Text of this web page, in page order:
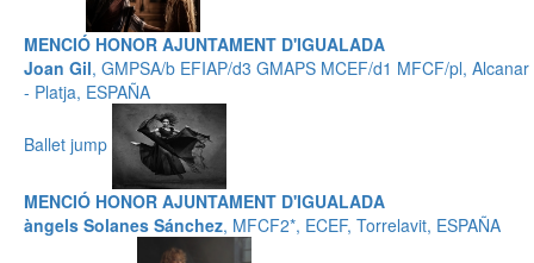
MENCIÓ HONOR AJUNTAMENT D'IGUALADA
Joan Gil, GMPSA/b EFIAP/d3 GMAPS MCEF/d1 MFCF/pl, Alcanar
- Platja, ESPAÑA
Ballet jump
MENCIÓ HONOR AJUNTAMENT D'IGUALADA
àngels Solanes Sánchez, MFCF2*, ECEF, Torrelavit, ESPAÑA